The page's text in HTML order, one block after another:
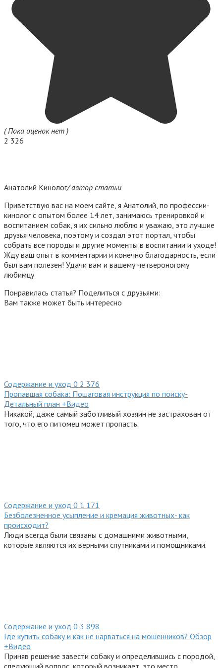
( Пока оценок нет )
2 326
Анатолий Кинолог/ автор статьи
Приветствую вас на моем сайте, я Анатолий, по профессии-
кинолог с опытом более 14 лет, занимаюсь тренировкой и
воспитанием собак, я их сильно люблю и уважаю, это лучшие
друзья человека, поэтому и создал этот портал, чтобы
собрать все породы и другие моменты в воспитании и уходе!
Жду ваш опыт в комментарии и конечно благодарность, если
был вам полезен! Удачи вам и вашему четвероногому
любимцу
Понравилась статья? Поделиться с друзьями:
Вам также может быть интересно
Содержание и уход 0 2 376
Пропавшая собака: Пошаговая инструкция по поиску-
Детальный план +Видео
Никакой, даже самый заботливый хозяин не застрахован от
того, что его питомец может пропасть.
Содержание и уход 0 1 171
Безболезненное усыпление и кремация животных- как
происходит?
Люди всегда были связаны с домашними животными,
которые являются их верными спутниками и помощниками.
Содержание и уход 0 3 898
Где купить собаку и как не нарваться на мошенников? Обзор
+Видео
Приняв решение завести собаку и определившись с породой,
следующий вопрос, который возникает, это место